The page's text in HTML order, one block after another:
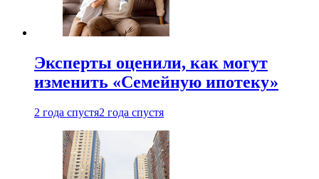
Эксперты оценили, как могут
изменить «Семейную ипотеку»
2 года спустя2 года спустя